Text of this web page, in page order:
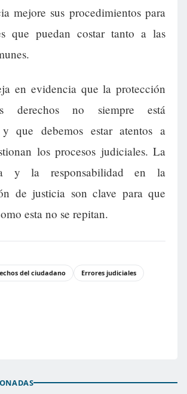
mejore sus procedimientos para
que puedan costar tanto a las
en evidencia que la protección
derechos no siempre está
y que debemos estar atentos a
los procesos judiciales. La
y la responsabilidad en la
de justicia son clave para que
esta no se repitan.
del ciudadano
Errores judiciales